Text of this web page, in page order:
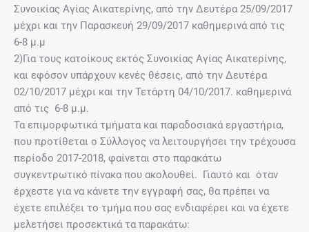
Συνοικίας Αγίας Αικατερίνης, από την Δευτέρα 25/09/2017
μέχρι και την Παρασκευή 29/09/2017 καθημερινά από τις
6-8 μ.μ
2)Για τους κατοίκους εκτός Συνοικίας Αγίας Αικατερίνης,
και εφόσον υπάρχουν κενές θέσεις, από την Δευτέρα
02/10/2017 μέχρι και την Τετάρτη 04/10/2017. καθημερινά
από τις 6-8 μ.μ.
Τα επιμορφωτικά τμήματα και παραδοσιακά εργαστήρια,
που προτίθεται ο Σύλλογος να λειτουργήσει την τρέχουσα
περίοδο 2017-2018, φαίνεται στο παρακάτω
συγκεντρωτικό πίνακα που ακολουθεί. Γιαυτό και όταν
έρχεστε για να κάνετε την εγγραφή σας, θα πρέπει να
έχετε επιλέξει το τμήμα που σας ενδιαφέρει και να έχετε
μελετήσει προσεκτικά τα παρακάτω: